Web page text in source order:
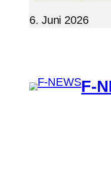
6. Juni 2026
F-